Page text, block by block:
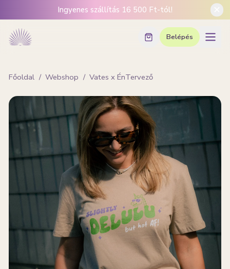
Ingyenes szállítás 16 500 Ft-tól!
Belépés
Főoldal / Webshop / Vates x ÉnTervező